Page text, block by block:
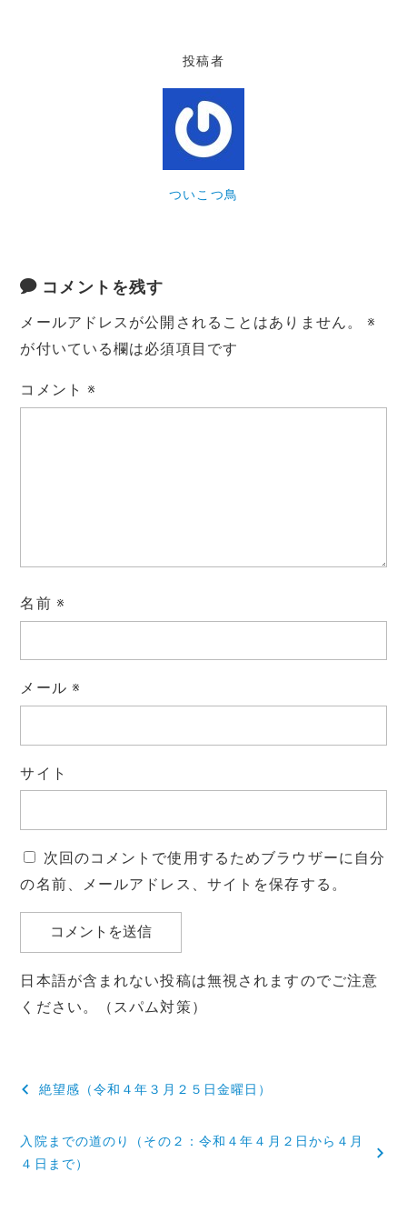
投稿者
ついこつ鳥
コメントを残す
メールアドレスが公開されることはありません。
※
が付いている欄は必須項目です
コメント※
名前 ※
メール ※
サイト
次回のコメントで使用するためブラウザーに自分
の名前、メールアドレス、サイトを保存する。
日本語が含まれない投稿は無視されますのでご注意
ください。（スパム対策）
投
ナ
絶望感（令和４年３月２５日金曜日）
入院までの道のり（その２：令和４年４月２日から４月
４日まで）